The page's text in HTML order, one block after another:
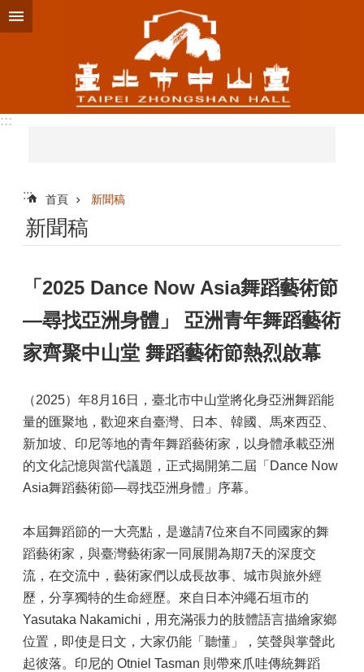
跳到主要內容區塊
:::
::: 首頁 新聞稿
新聞稿
「2025 Dance Now Asia舞蹈藝術節
—尋找亞洲身體」 亞洲青年舞蹈藝術
家齊聚中山堂 舞蹈藝術節熱烈啟幕
（2025）年8月16日，臺北市中山堂將化身亞洲舞蹈能
量的匯聚地，歡迎來自臺灣、日本、韓國、馬來西亞、
新加坡、印尼等地的青年舞蹈藝術家，以身體承載亞洲
的文化記憶與當代議題，正式揭開第二屆「Dance Now
Asia舞蹈藝術節—尋找亞洲身體」序幕。
本屆舞蹈節的一大亮點，是邀請7位來自不同國家的舞
蹈藝術家，與臺灣藝術家一同展開為期7天的深度交
流，在交流中，藝術家們以成長故事、城市與旅外經
歷，分享獨特的生命經歷。來自日本沖繩石垣市的
Yasutaka Nakamichi，用充滿張力的肢體語言描繪家鄉
位置，即使是日文，大家仍能「聽懂」，笑聲與掌聲此
起彼落。印尼的 Otniel Tasman 則帶來爪哇傳統舞蹈